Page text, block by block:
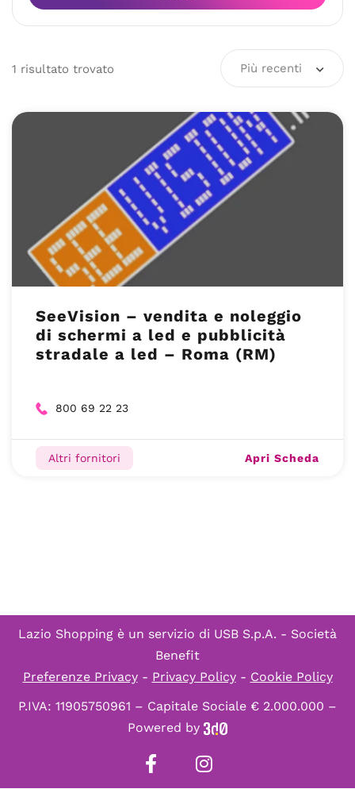
1 risultato trovato Più recenti
SeeVision – vendita e noleggio
di schermi a led e pubblicità
stradale a led – Roma (RM)
800 69 22 23
Altri fornitori Apri Scheda
Lazio Shopping è un servizio di USB S.p.A. - Società
Benefit
Preferenze Privacy- Privacy Policy- Cookie Policy
P.IVA: 11905750961 – Capitale Sociale € 2.000.000 –
Powered by